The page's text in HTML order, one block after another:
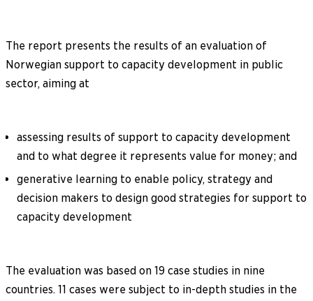
The report presents the results of an evaluation of
Norwegian support to capacity development in public
sector, aiming at
assessing results of support to capacity development
and to what degree it represents value for money; and
generative learning to enable policy, strategy and
decision makers to design good strategies for support to
capacity development
The evaluation was based on 19 case studies in nine
countries. 11 cases were subject to in-depth studies in the